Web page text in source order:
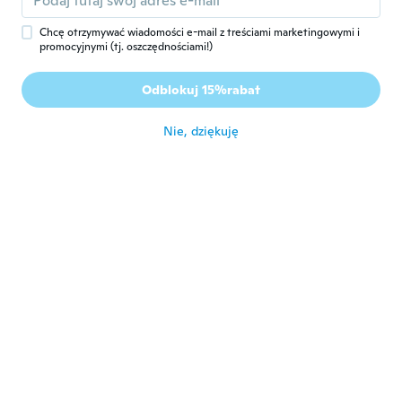
Lillian
Rok dołączenia 2017 · 286 opinie · 3 przesłane
około 4 roku temu
Chcę otrzymywać wiadomości e-mail z treściami marketingowymi i
promocyjnymi (tj. oszczędnościami!)
Odblokuj 15%rabat
Nie, dziękuję